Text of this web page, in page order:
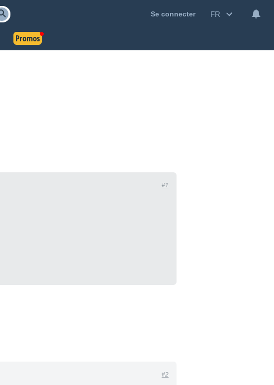
Se connecter FR
Promos
#1
#2